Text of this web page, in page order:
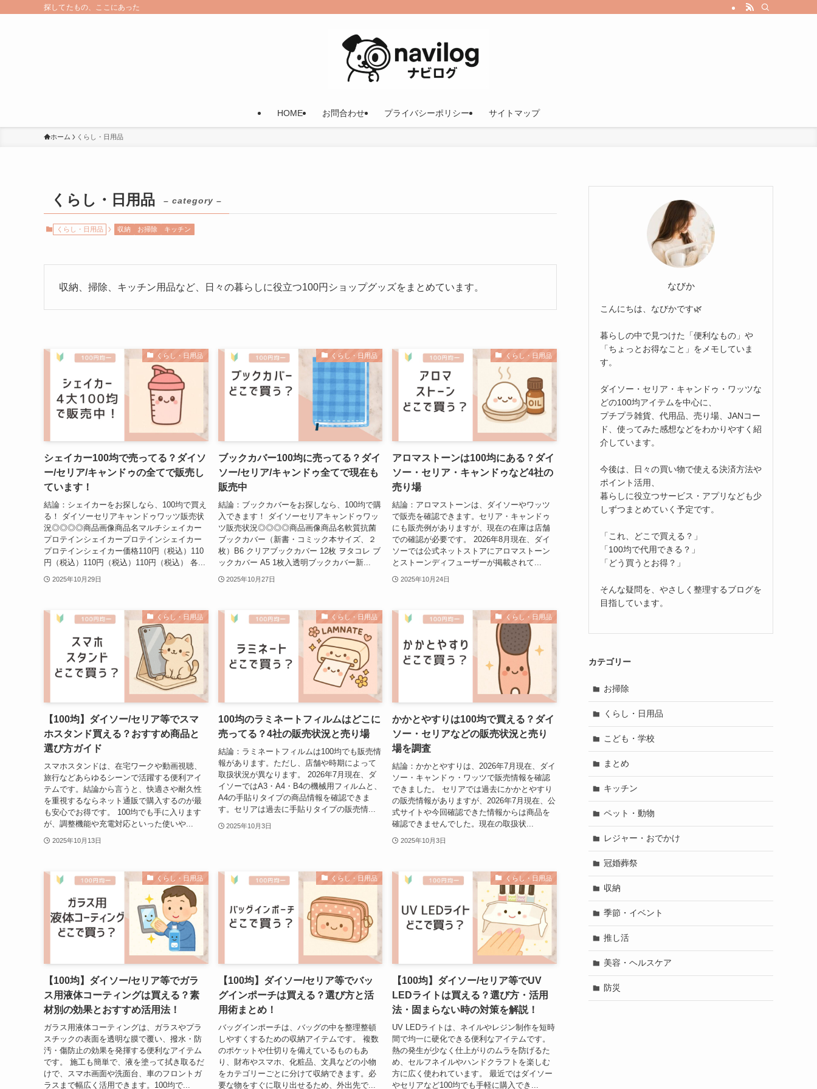
探してたもの、ここにあった
HOME お問合わせ プライバシーポリシー サイトマップ
ホーム くらし・日用品
くらし・日用品 – category –
くらし・日用品 収納 お掃除 キッチン
収納、掃除、キッチン用品など、日々の暮らしに役立つ100円ショップグッズをまとめています。
くらし・日用品
シェイカー100均で売ってる？ダイソ
ー/セリア/キャンドゥの全てで販売し
ています！
結論：シェイカーをお探しなら、100均で買え
る！ ダイソーセリアキャンドゥワッツ販売状
況◎◎◎◎商品画像商品名マルチシェイカー
プロテインシェイカープロテインシェイカー
プロテインシェイカー価格110円（税込）110
円（税込）110円（税込）110円（税込） 各...
2025年10月29日
くらし・日用品
ブックカバー100均に売ってる？ダイ
ソー/セリア/キャンドゥ全てで現在も
販売中
結論：ブックカバーをお探しなら、100均で購
入できます！ ダイソーセリアキャンドゥワッ
ツ販売状況◎◎◎◎商品画像商品名軟質抗菌
ブックカバー（新書・コミック本サイズ、２
枚）B6 クリアブックカバー 12枚 ヲタコレ ブ
ックカバー A5 1枚入透明ブックカバー新...
2025年10月27日
くらし・日用品
アロマストーンは100均にある？ダイ
ソー・セリア・キャンドゥなど4社の
売り場
結論：アロマストーンは、ダイソーやワッツ
で販売を確認できます。セリア・キャンドゥ
にも販売例がありますが、現在の在庫は店舗
での確認が必要です。 2026年8月現在、ダイ
ソーでは公式ネットストアにアロマストーン
とストーンディフューザーが掲載されて...
2025年10月24日
くらし・日用品
【100均】ダイソー/セリア等でスマ
ホスタンド買える？おすすめ商品と
選び方ガイド
スマホスタンドは、在宅ワークや動画視聴、
旅行などあらゆるシーンで活躍する便利アイ
テムです。結論から言うと、快適さや耐久性
を重視するならネット通販で購入するのが最
も安心でお得です。 100均でも手に入ります
が、調整機能や充電対応といった使いや...
2025年10月13日
くらし・日用品
100均のラミネートフィルムはどこに
売ってる？4社の販売状況と売り場
結論：ラミネートフィルムは100均でも販売情
報があります。ただし、店舗や時期によって
取扱状況が異なります。 2026年7月現在、ダ
イソーではA3・A4・B4の機械用フィルムと、
A4の手貼りタイプの商品情報を確認できま
す。セリアは過去に手貼りタイプの販売情...
2025年10月3日
くらし・日用品
かかとやすりは100均で買える？ダイ
ソー・セリアなどの販売状況と売り
場を調査
結論：かかとやすりは、2026年7月現在、ダイ
ソー・キャンドゥ・ワッツで販売情報を確認
できました。 セリアでは過去にかかとやすり
の販売情報がありますが、2026年7月現在、公
式サイトや今回確認できた情報からは商品を
確認できませんでした。現在の取扱状...
2025年10月3日
くらし・日用品
【100均】ダイソー/セリア等でガラ
ス用液体コーティングは買える？素
材別の効果とおすすめ活用法！
ガラス用液体コーティングは、ガラスやプラ
スチックの表面を透明な膜で覆い、撥水・防
汚・傷防止の効果を発揮する便利なアイテム
です。 施工も簡単で、液を塗って拭き取るだ
けで、スマホ画面や洗面台、車のフロントガ
ラスまで幅広く活用できます。100均で...
くらし・日用品
【100均】ダイソー/セリア等でバッ
グインポーチは買える？選び方と活
用術まとめ！
バッグインポーチは、バッグの中を整理整頓
しやすくするための収納アイテムです。 複数
のポケットや仕切りを備えているものもあ
り、財布やスマホ、化粧品、文具などの小物
をカテゴリーごとに分けて収納できます。必
要な物をすぐに取り出せるため、外出先で...
くらし・日用品
【100均】ダイソー/セリア等でUV
LEDライトは買える？選び方・活用
法・固まらない時の対策を解説！
UV LEDライトは、ネイルやレジン制作を短時
間で均一に硬化できる便利なアイテムです。
熱の発生が少なく仕上がりのムラを防げるた
め、セルフネイルやハンドクラフトを楽しむ
方に広く使われています。 最近ではダイソー
やセリアなど100均でも手軽に購入でき...
なびか
こんにちは、なびかです🌿
暮らしの中で見つけた「便利なもの」や
「ちょっとお得なこと」をメモしていま
す。
ダイソー・セリア・キャンドゥ・ワッツな
どの100均アイテムを中心に、
プチプラ雑貨、代用品、売り場、JANコー
ド、使ってみた感想などをわかりやすく紹
介しています。
今後は、日々の買い物で使える決済方法や
ポイント活用、
暮らしに役立つサービス・アプリなども少
しずつまとめていく予定です。
「これ、どこで買える？」
「100均で代用できる？」
「どう買うとお得？」
そんな疑問を、やさしく整理するブログを
目指しています。
カテゴリー
お掃除
くらし・日用品
こども・学校
まとめ
キッチン
ペット・動物
レジャー・おでかけ
冠婚葬祭
収納
季節・イベント
推し活
美容・ヘルスケア
防災